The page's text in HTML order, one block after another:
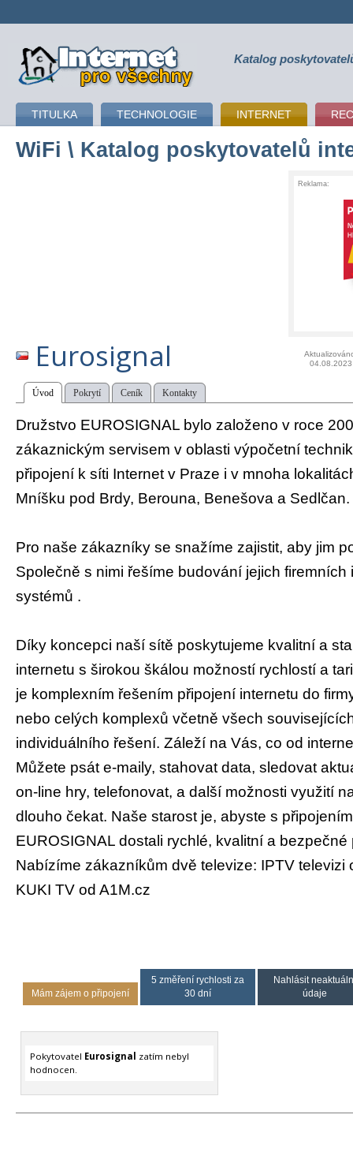
připojení k internetu Katalog
TITULKA TECHNOLOGIE INTERNET
WiFi \ Katalog poskytovatelů
Reklama:
Eurosignal
04.08.2023
Úvod Pokrytí Ceník Kontakty
Družstvo EUROSIGNAL bylo založeno v roce
zákaznickým servisem v oblasti výpočetní
připojení k síti Internet v Praze i v mnoha
Mníšku pod Brdy, Berouna, Benešova a Sedlčan.
Pro naše zákazníky se snažíme zajistit, aby jim
Společně s nimi řešíme budování jejich firemních
systémů .
Díky koncepci naší sítě poskytujeme kvalitní a
internetu s širokou škálou možností rychlostí a
je komplexním řešením připojení internetu do
nebo celých komplexů včetně všech
individuálního řešení. Záleží na Vás, co od
Můžete psát e-maily, stahovat data, sledovat
on-line hry, telefonovat, a další možnosti využití
dlouho čekat. Naše starost je, abyste s
EUROSIGNAL dostali rychlé, kvalitní a bezpečné
Nabízíme zákazníkům dvě televize: IPTV televizi
KUKI TV od A1M.cz
Mám zájem o připojení
5 změření rychlosti za
30 dní
Nahlásit
údaje
Pokytovatel Eurosignal zatím nebyl
hodnocen.